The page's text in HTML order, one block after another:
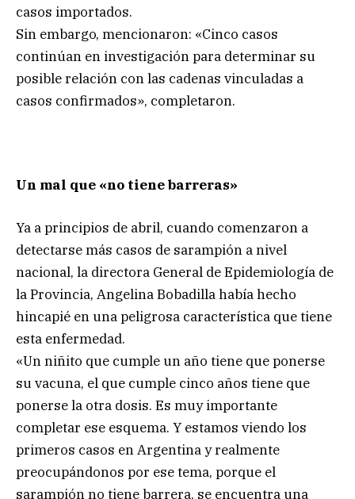
casos importados.
Sin embargo, mencionaron: «Cinco casos
continúan en investigación para determinar su
posible relación con las cadenas vinculadas a
casos confirmados», completaron.
Un mal que «no tiene barreras»
Ya a principios de abril, cuando comenzaron a
detectarse más casos de sarampión a nivel
nacional, la directora General de Epidemiología de
la Provincia, Angelina Bobadilla había hecho
hincapié en una peligrosa característica que tiene
esta enfermedad.
«Un niñito que cumple un año tiene que ponerse
su vacuna, el que cumple cinco años tiene que
ponerse la otra dosis. Es muy importante
completar ese esquema. Y estamos viendo los
primeros casos en Argentina y realmente
preocupándonos por ese tema, porque el
sarampión no tiene barrera, se encuentra una